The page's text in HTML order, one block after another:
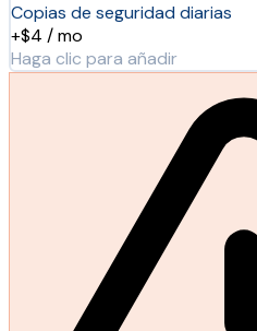
Copias de seguridad diarias
+$4 / mo
Haga clic para añadir